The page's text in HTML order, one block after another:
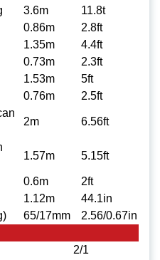
3.6m
11.8t
0.86m
2.8ft
1.35m
4.4ft
0.73m
2.3ft
1.53m
5ft
0.76m
2.5ft
2m 6.56ft
1.57m 5.15ft
0.6m
2ft
1.12m
44.1in
65/17mm
2.56/0.67in
2/1